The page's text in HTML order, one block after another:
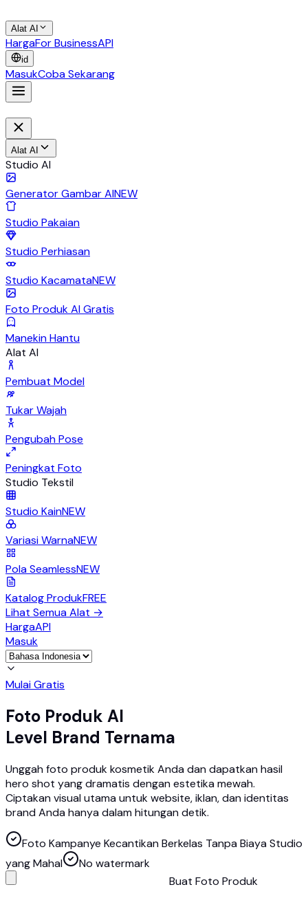
Alat AI
HargaFor BusinessAPI
id
MasukCoba Sekarang
Alat AI
Studio AI
Generator Gambar AINEW
Studio Pakaian
Studio Perhiasan
Studio KacamataNEW
Foto Produk AI Gratis
Manekin Hantu
Alat AI
Pembuat Model
Tukar Wajah
Pengubah Pose
Peningkat Foto
Studio Tekstil
Studio KainNEW
Variasi WarnaNEW
Pola SeamlessNEW
Katalog ProdukFREE
Lihat Semua Alat →
HargaAPI
Masuk
Mulai Gratis
Foto Produk AI
Level Brand Ternama
Unggah foto produk kosmetik Anda dan dapatkan hasil
hero shot yang dramatis dengan estetika mewah.
Ciptakan visual utama untuk website, iklan, dan identitas
brand Anda hanya dalam hitungan detik.
Foto Kampanye Kecantikan Berkelas Tanpa Biaya Studio
yang Mahal
No watermark
Buat Foto Produk